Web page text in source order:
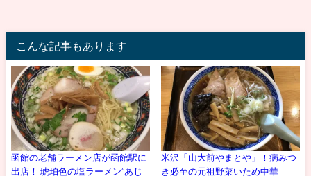
こんな記事もあります
函館の老舗ラーメン店が函館駅に
出店！ 琥珀色の塩ラーメン”あじ
米沢「山大前やまとや」！病みつ
き必至の元祖野菜いため中華